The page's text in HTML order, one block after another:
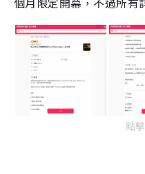
點